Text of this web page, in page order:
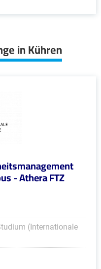
in Kühren
- Athera FTZ
(Internationale